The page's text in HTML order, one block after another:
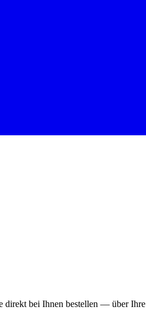
bei Ihnen bestellen — über